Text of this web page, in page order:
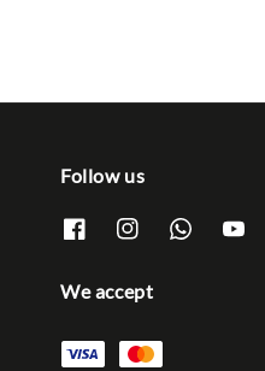
Follow us
We accept